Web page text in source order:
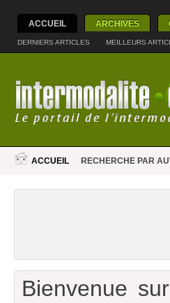
ACCUEIL ARCHIVES
DERNIERS ARTICLES | MEILLEURS
ACCUEIL RECHERCHE PAR
Bienvenue